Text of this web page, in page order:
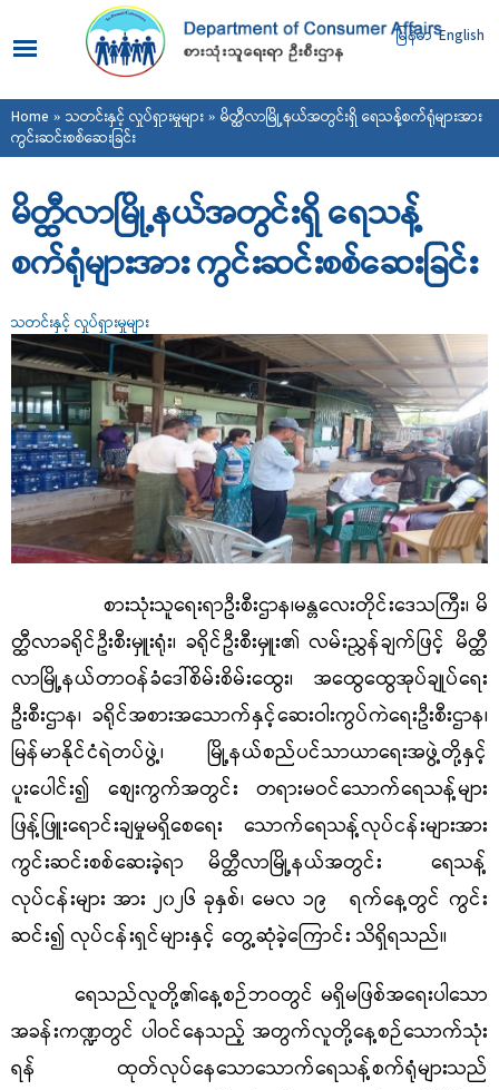
main
content
မြန်မာ English
You are here
Home » သတင်းနှင့် လှုပ်ရှားမှုများ» မိတ္ထီလာမြို့နယ်အတွင်းရှိ ရေသန့်စက်ရုံများအား
ကွင်းဆင်းစစ်ဆေးခြင်း
မိတ္ထီလာမြို့နယ်အတွင်းရှိ ရေသန့်
စက်ရုံများအား ကွင်းဆင်းစစ်ဆေးခြင်း
သတင်းနှင့် လှုပ်ရှားမှုများ
စားသုံးသူရေးရာဦးစီးဌာန၊မန္တလေးတိုင်းဒေသကြီး၊ မိ
တ္ထီလာခရိုင်ဦးစီးမှူးရုံး၊ ခရိုင်ဦးစီးမှူး၏ လမ်းညွှန်ချက်ဖြင့် မိတ္ထီ
လာမြို့နယ်တာဝန်ခံဒေါ်စိမ်းစိမ်းထွေး၊ အထွေထွေအုပ်ချုပ်ရေး
ဦးစီးဌာန၊ ခရိုင်အစားအသောက်နှင့်ဆေးဝါးကွပ်ကဲရေးဦးစီးဌာန၊
မြန်မာနိုင်ငံရဲတပ်ဖွဲ့၊ မြို့နယ်စည်ပင်သာယာရေးအဖွဲ့တို့နှင့်
ပူးပေါင်း၍ စျေးကွက်အတွင်း တရားမဝင်သောက်ရေသန့်များ
ဖြန့်ဖြူးရောင်းချမှုမရှိစေရေး သောက်ရေသန့်လုပ်ငန်းများအား
ကွင်းဆင်းစစ်ဆေးခဲ့ရာ မိတ္ထီလာမြို့နယ်အတွင်း ရေသန့်
လုပ်ငန်းများ အား ၂၀၂၆ ခုနှစ်၊ မေလ ၁၉ ရက်နေ့တွင် ကွင်း
ဆင်း၍ လုပ်ငန်းရှင်များနှင့် တွေ့ဆုံခဲ့ကြောင်း သိရှိရသည်။
ရေသည်လူတို့၏နေ့စဉ်ဘဝတွင် မရှိမဖြစ်အရေးပါသော
အခန်းကဏ္ဍတွင် ပါဝင်နေသည့် အတွက်လူတို့နေ့စဉ်သောက်သုံး
ရန် ထုတ်လုပ်နေသောသောက်ရေသန့်စက်ရုံများသည်